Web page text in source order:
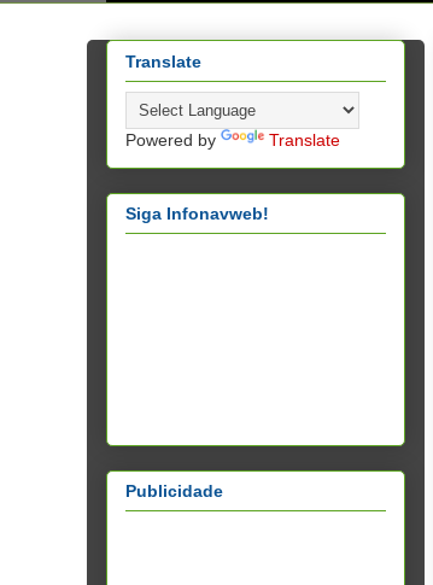
Translate
Powered by Translate
Siga Infonavweb!
Publicidade